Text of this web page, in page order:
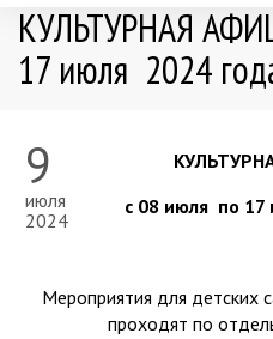
КУЛЬТУРНАЯ
17 июля 2024
9
июля
2024
с 08 июля по 17
Мероприятия для детских
проходят по